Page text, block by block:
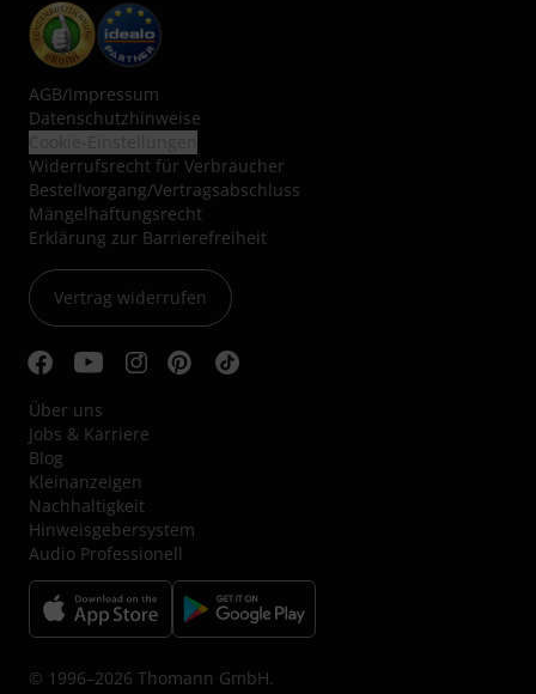
AGB/Impressum
Datenschutzhinweise
Widerrufsrecht für Verbraucher
Bestellvorgang/Vertragsabschluss
Mängelhaftungsrecht
Erklärung zur Barrierefreiheit
Vertrag widerrufen
Über uns
Jobs & Karriere
Blog
Kleinanzeigen
Nachhaltigkeit
Hinweisgebersystem
Audio Professionell
© 1996–2026 Thomann GmbH.